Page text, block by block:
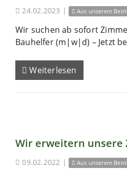
24.02.2023 | Aus unserem
Wir suchen ab sofort
Bauhelfer (m|w|d) – Jetzt
Weiterlesen
Wir erweitern unsere
09.02.2022 | Aus unserem